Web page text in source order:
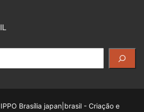
Brasília japan|brasil - Criação e